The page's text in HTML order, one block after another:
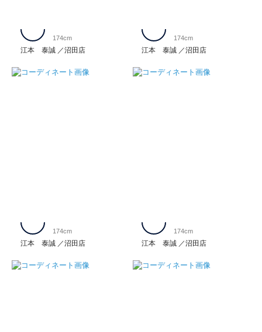
江本 泰誠 沼田店
174cm
江本 泰誠 沼田店
174cm
江本 泰誠 沼田店
174cm
江本 泰誠 沼田店
174cm